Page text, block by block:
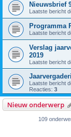
Nieuwsbrief
Laatste bericht
Programma
Laatste bericht
Verslag
2019
Laatste bericht
Laatste bericht
Reacties: 3
Nieuw onderwerp
109